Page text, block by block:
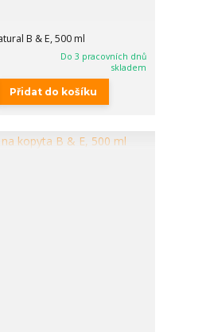
B & E, 500 ml
Do 3 pracovních dnů
skladem
Přidat do košíku